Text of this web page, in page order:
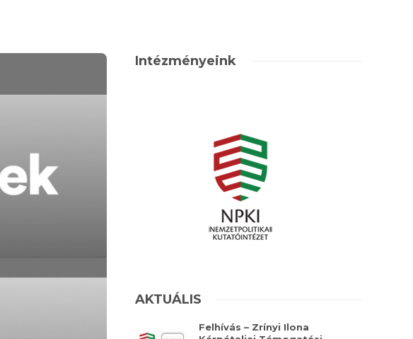
Intézményeink
AKTUÁLIS
Felhívás – Zrínyi Ilona